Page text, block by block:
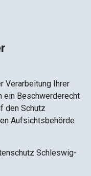
Verarbeitung Ihrer
ein Beschwerderecht
den Schutz
Aufsichtsbehörde
Schleswig-